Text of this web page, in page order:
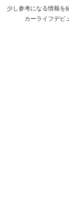
少し参考になる情報を
カーライフデビ